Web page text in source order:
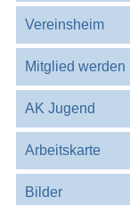
Vereinsheim
Mitglied werden
AK Jugend
Arbeitskarte
Bilder